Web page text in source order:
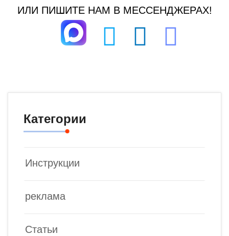
ИЛИ ПИШИТЕ НАМ В МЕССЕНДЖЕРАХ!
Категории
Инструкции
реклама
Статьи